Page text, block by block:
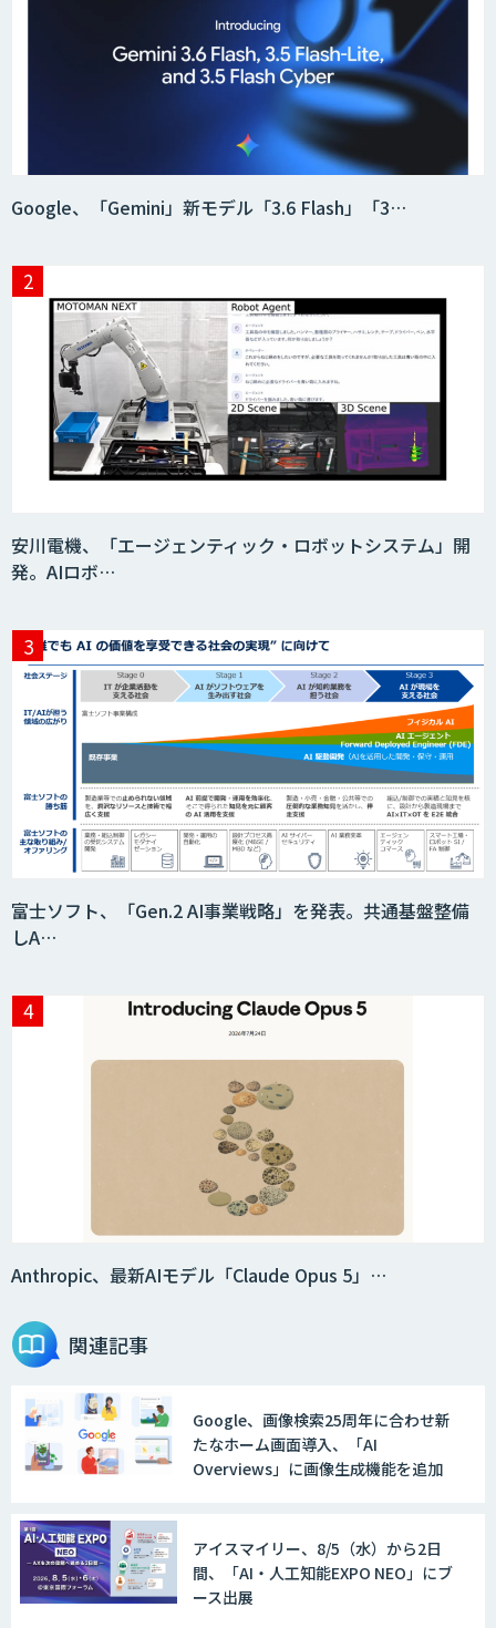
Google、「Gemini」新モデル「3.6 Flash」「3…
安川電機、「エージェンティック・ロボットシステム」開
発。AIロボ…
富士ソフト、「Gen.2 AI事業戦略」を発表。共通基盤整備
しA…
Anthropic、最新AIモデル「Claude Opus 5」…
関連記事
Google、画像検索25周年に合わせ新
たなホーム画面導入、「AI
Overviews」に画像生成機能を追加
アイスマイリー、8/5（水）から2日
間、「AI・人工知能EXPO NEO」にブ
ース出展